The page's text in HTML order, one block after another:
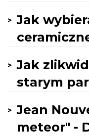
Jak
Jak
starym
Jean
meteor" -